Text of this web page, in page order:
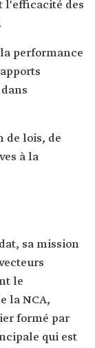
l'efficacité des
performance
de lois, de
à la
sa mission
le
la NCA,
formé par
qui est